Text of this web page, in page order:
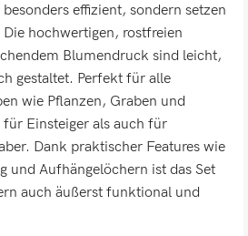
effizient, sondern setzen
hochwertigen, rostfreien
Blumendruck sind leicht,
gestaltet. Perfekt für alle
wie Pflanzen, Graben und
Einsteiger als auch für
Dank praktischer Features wie
und Aufhängelöchern ist das Set
auch äußerst funktional und